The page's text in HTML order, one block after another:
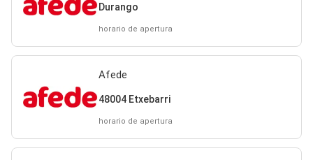
Durango
horario de apertura
Afede
48004 Etxebarri
horario de apertura